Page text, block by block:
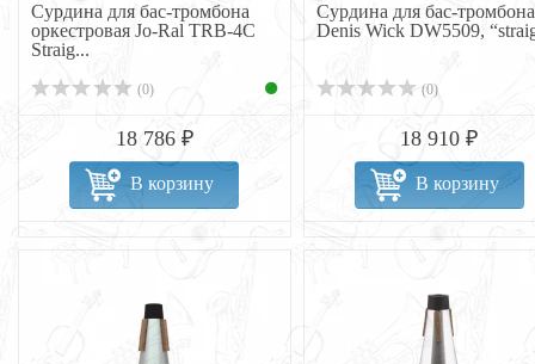
Сурдина для бас-тромбона
оркестровая Jo-Ral TRB-4C
Straig...
(0)
18 786 ₽
В корзину
Сурдина для бас-тромбона
Denis Wick DW5509,
(0)
18 910 ₽
В корзину